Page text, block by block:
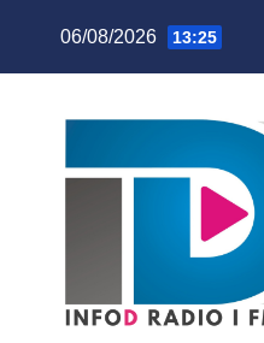
06/08/2026 13:25